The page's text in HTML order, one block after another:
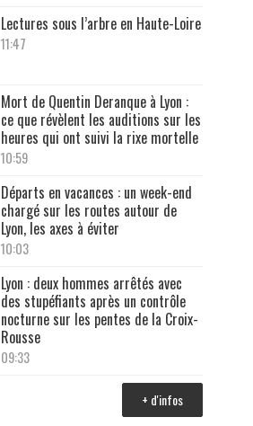
Lectures sous l’arbre en Haute-Loire
11:47
Mort de Quentin Deranque à Lyon :
ce que révèlent les auditions sur les
heures qui ont suivi la rixe mortelle
10:59
Départs en vacances : un week-end
chargé sur les routes autour de
Lyon, les axes à éviter
10:03
Lyon : deux hommes arrêtés avec
des stupéfiants après un contrôle
nocturne sur les pentes de la Croix-
Rousse
09:33
+ d'infos